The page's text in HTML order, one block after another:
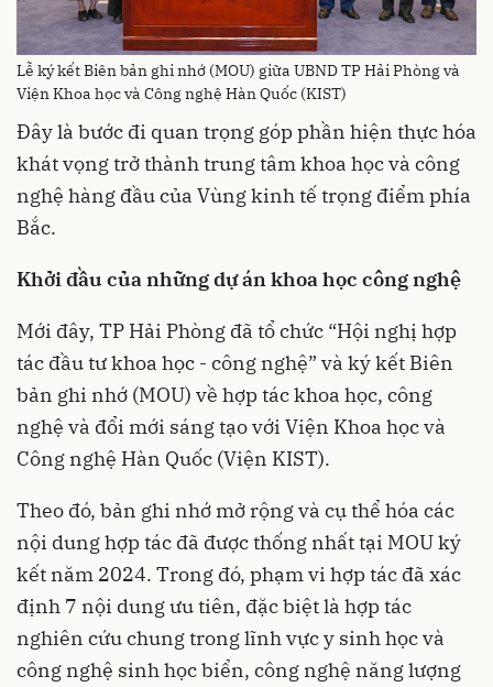
Lễ ký kết Biên bản ghi nhớ (MOU) giữa UBND TP Hải Phòng và
Viện Khoa học và Công nghệ Hàn Quốc (KIST)
Đây là bước đi quan trọng góp phần hiện thực hóa
khát vọng trở thành trung tâm khoa học và công
nghệ hàng đầu của Vùng kinh tế trọng điểm phía
Bắc.
Khởi đầu của những dự án khoa học công nghệ
Mới đây, TP Hải Phòng đã tổ chức “Hội nghị hợp
tác đầu tư khoa học - công nghệ” và ký kết Biên
bản ghi nhớ (MOU) về hợp tác khoa học, công
nghệ và đổi mới sáng tạo với Viện Khoa học và
Công nghệ Hàn Quốc (Viện KIST).
Theo đó, bản ghi nhớ mở rộng và cụ thể hóa các
nội dung hợp tác đã được thống nhất tại MOU ký
kết năm 2024. Trong đó, phạm vi hợp tác đã xác
định 7 nội dung ưu tiên, đặc biệt là hợp tác
nghiên cứu chung trong lĩnh vực y sinh học và
công nghệ sinh học biển, công nghệ năng lượng